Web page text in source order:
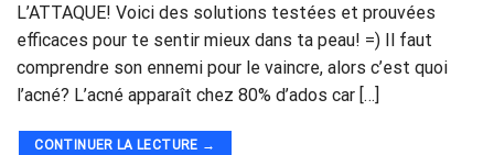
L’ATTAQUE! Voici des solutions testées et prouvées
efficaces pour te sentir mieux dans ta peau! =) Il faut
comprendre son ennemi pour le vaincre, alors c’est quoi
l’acné? L’acné apparaît chez 80% d’ados car […]
CONTINUER LA LECTURE →